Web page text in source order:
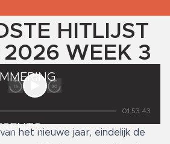
HITLIJST
WEEK 3
01:53:43
het nieuwe jaar, eindelijk de